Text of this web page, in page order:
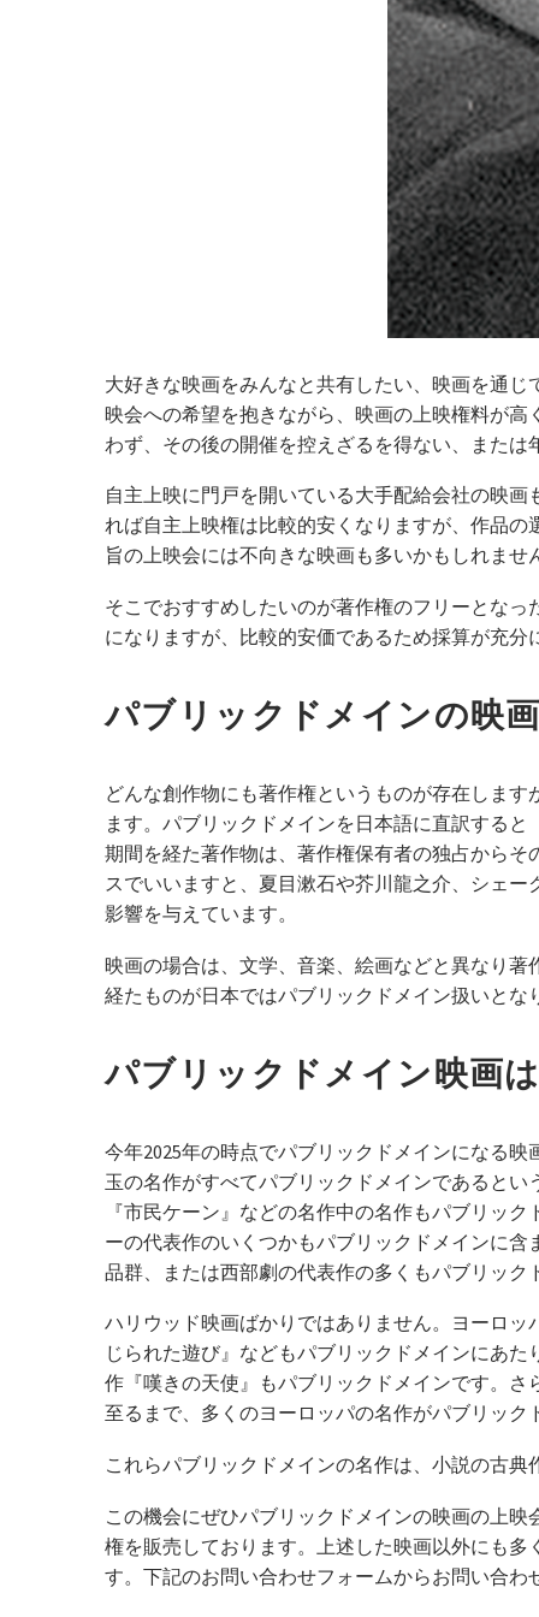
大好きな映画をみんなと共有したい、映画を通
映会への希望を抱きながら、映画の上映権料が
わず、その後の開催を控えざるを得ない、また
自主上映に門戸を開いている大手配給会社の映
れば自主上映権は比較的安くなりますが、作品
旨の上映会には不向きな映画も多いかもしれませ
そこでおすすめしたいのが著作権のフリーとな
になりますが、比較的安価であるため採算が充
パブリックドメインの映
どんな創作物にも著作権というものが存在しま
ます。パブリックドメインを日本語に直訳する
期間を経た著作物は、著作権保有者の独占から
スでいいますと、夏目漱石や芥川龍之介、シェ
影響を与えています。
映画の場合は、文学、音楽、絵画などと異なり
経たものが日本ではパブリックドメイン扱いとな
パブリックドメイン映画
今年2025年の時点でパブリックドメインになる
玉の名作がすべてパブリックドメインであると
『市民ケーン』などの名作中の名作もパブリッ
ーの代表作のいくつかもパブリックドメインに
品群、または西部劇の代表作の多くもパブリック
ハリウッド映画ばかりではありません。ヨーロ
じられた遊び』などもパブリックドメインにあ
作『嘆きの天使』もパブリックドメインです。
至るまで、多くのヨーロッパの名作がパブリック
これらパブリックドメインの名作は、小説の古
この機会にぜひパブリックドメインの映画の上
権を販売しております。上述した映画以外にも
す。下記のお問い合わせフォームからお問い合